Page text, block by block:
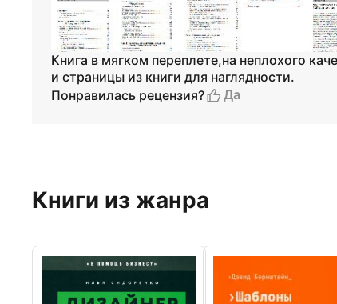
Книга в мягком переплете,на неплохого
и страницы из книги для наглядности.
Понравилась рецензия?
Да
Книги из жанра